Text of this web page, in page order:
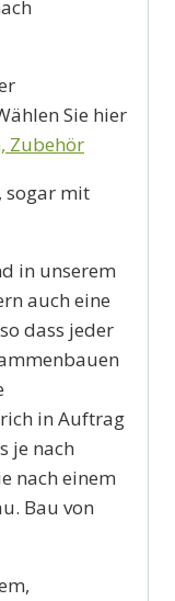
Sie hier
Zubehör
sogar mit
in unserem
auch eine
dass jeder
in Auftrag
je nach
nach einem
Bau von